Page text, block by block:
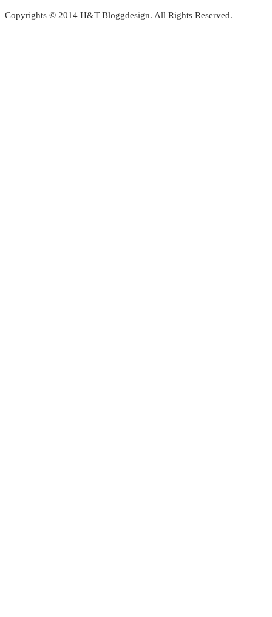
Copyrights © 2014 H&T Bloggdesign. All Rights Reserved.